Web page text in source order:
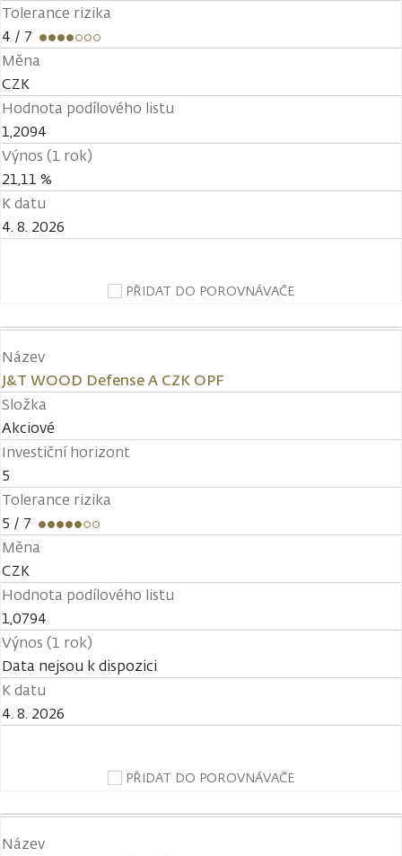
Tolerance rizika
4 / 7
Měna
CZK
Hodnota podílového listu
1,2094
Výnos (1 rok)
21,11 %
K datu
4. 8. 2026
PŘIDAT DO POROVNÁVAČE
Název
J&T WOOD Defense A CZK OPF
Složka
Akciové
Investiční horizont
5
Tolerance rizika
5 / 7
Měna
CZK
Hodnota podílového listu
1,0794
Výnos (1 rok)
Data nejsou k dispozici
K datu
4. 8. 2026
PŘIDAT DO POROVNÁVAČE
Název